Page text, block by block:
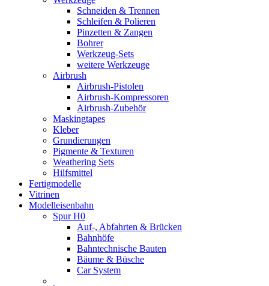
Schneiden & Trennen
Schleifen & Polieren
Pinzetten & Zangen
Bohrer
Werkzeug-Sets
weitere Werkzeuge
Airbrush
Airbrush-Pistolen
Airbrush-Kompressoren
Airbrush-Zubehör
Maskingtapes
Kleber
Grundierungen
Pigmente & Texturen
Weathering Sets
Hilfsmittel
Fertigmodelle
Vitrinen
Modelleisenbahn
Spur H0
Auf-, Abfahrten & Brücken
Bahnhöfe
Bahntechnische Bauten
Bäume & Büsche
Car System